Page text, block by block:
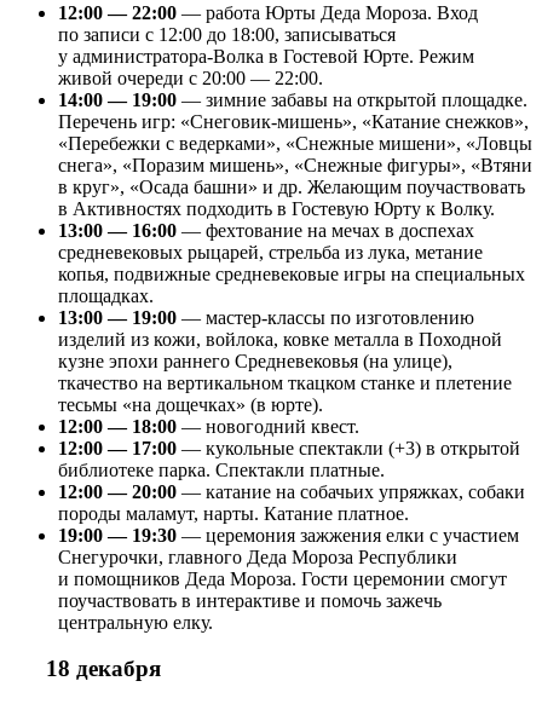
12:00 — 22:00 — работа Юрты Деда Мороза. Вход
по записи с 12:00 до 18:00, записываться
у администратора-Волка в Гостевой Юрте. Режим
живой очереди с 20:00 — 22:00.
14:00 — 19:00 — зимние забавы на открытой площадке.
Перечень игр: «Снеговик-мишень», «Катание снежков»,
«Перебежки с ведерками», «Снежные мишени», «Ловцы
снега», «Поразим мишень», «Снежные фигуры», «Втяни
в круг», «Осада башни» и др. Желающим поучаствовать
в Активностях подходить в Гостевую Юрту к Волку.
13:00 — 16:00 — фехтование на мечах в доспехах
средневековых рыцарей, стрельба из лука, метание
копья, подвижные средневековые игры на специальных
площадках.
13:00 — 19:00 — мастер-классы по изготовлению
изделий из кожи, войлока, ковке металла в Походной
кузне эпохи раннего Средневековья (на улице),
ткачество на вертикальном ткацком станке и плетение
тесьмы «на дощечках» (в юрте).
12:00 — 18:00 — новогодний квест.
12:00 — 17:00 — кукольные спектакли (+3) в открытой
библиотеке парка. Спектакли платные.
12:00 — 20:00 — катание на собачьих упряжках, собаки
породы маламут, нарты. Катание платное.
19:00 — 19:30 — церемония зажжения елки с участием
Снегурочки, главного Деда Мороза Республики
и помощников Деда Мороза. Гости церемонии смогут
поучаствовать в интерактиве и помочь зажечь
центральную елку.
18 декабря